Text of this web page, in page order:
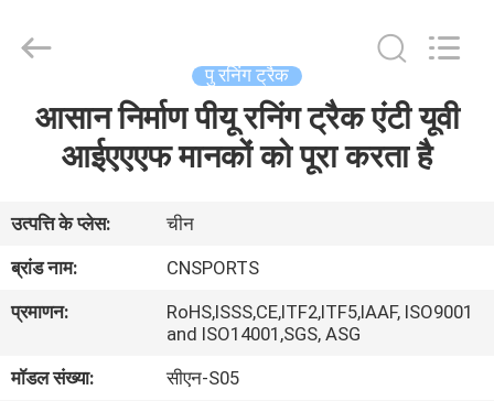
हमारे
बारे
Materials
Reserved.
पु रनिंग ट्रैक
आसान निर्माण पीयू रनिंग ट्रैक एंटी यूवी
आईएएएफ मानकों को पूरा करता है
उत्पत्ति के प्लेस:
चीन
ब्रांड नाम:
CNSPORTS
प्रमाणन:
RoHS,ISSS,CE,ITF2,ITF5,IAAF, ISO9001
and ISO14001,SGS, ASG
मॉडल संख्या:
सीएन-S05